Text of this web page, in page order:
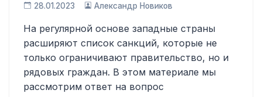
28.01.2023 Александр Новиков
На регулярной основе западные страны
расширяют список санкций, которые не
только ограничивают правительство, но и
рядовых граждан. В этом материале мы
рассмотрим ответ на вопрос